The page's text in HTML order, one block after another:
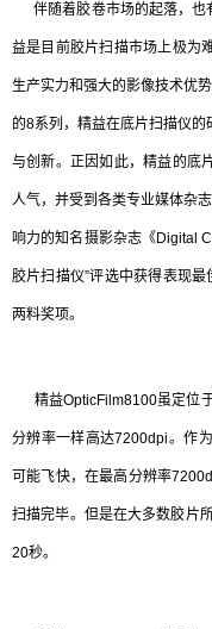
伴随着胶卷市场的起落，也
益是目前胶片扫描市场上极为
生产实力和强大的影像技术优
的8系列，精益在底片扫描仪
与创新。正因如此，精益的底
人气，并受到各类专业媒体杂
响力的知名摄影杂志《Digital
胶片扫描仪”评选中获得表现最
两料奖项。
精益OpticFilm8100虽定位
分辨率一样高达7200dpi。作
可能飞快，在最高分辨率
扫描完毕。但是在大多数胶片
20秒。